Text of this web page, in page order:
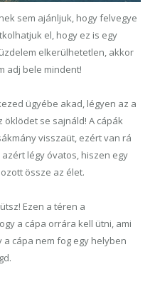
sem ajánljuk, hogy felvegye
el, hogy ez is egy
elkerülhetetlen, akkor
adj bele mindent!
ügyébe akad, légyen az a
öklödet se sajnáld! A cápák
visszaüt, ezért van rá
légy óvatos, hiszen egy
össze az élet.
Ezen a téren a
a cápa orrára kell ütni, ami
cápa nem fog egy helyben